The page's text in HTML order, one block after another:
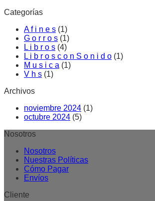
Categorías
A f i n e s (1)
G o r r o s (1)
L i b r o s (4)
L i b r o s c o n S o n i d o (1)
M u s i c a (1)
V h s (1)
Archivos
noviembre 2024 (1)
octubre 2024 (5)
Nosotros
Nosotros
Nuestras Políticas
Cómo Pagar
Envíos
Cliente